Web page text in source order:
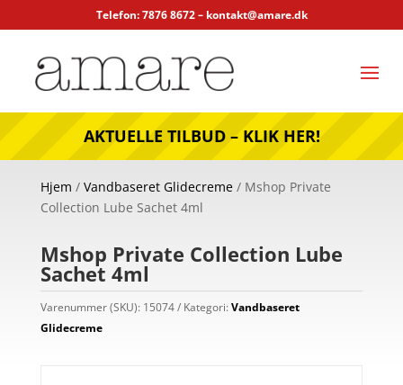
Telefon: 7876 8672 – kontakt@amare.dk
AKTUELLE TILBUD – KLIK HER!
Hjem / Vandbaseret Glidecreme/ Mshop Private
Collection Lube Sachet 4ml
Mshop Private Collection Lube
Sachet 4ml
Varenummer (SKU): 15074 Kategori:Vandbaseret
Glidecreme